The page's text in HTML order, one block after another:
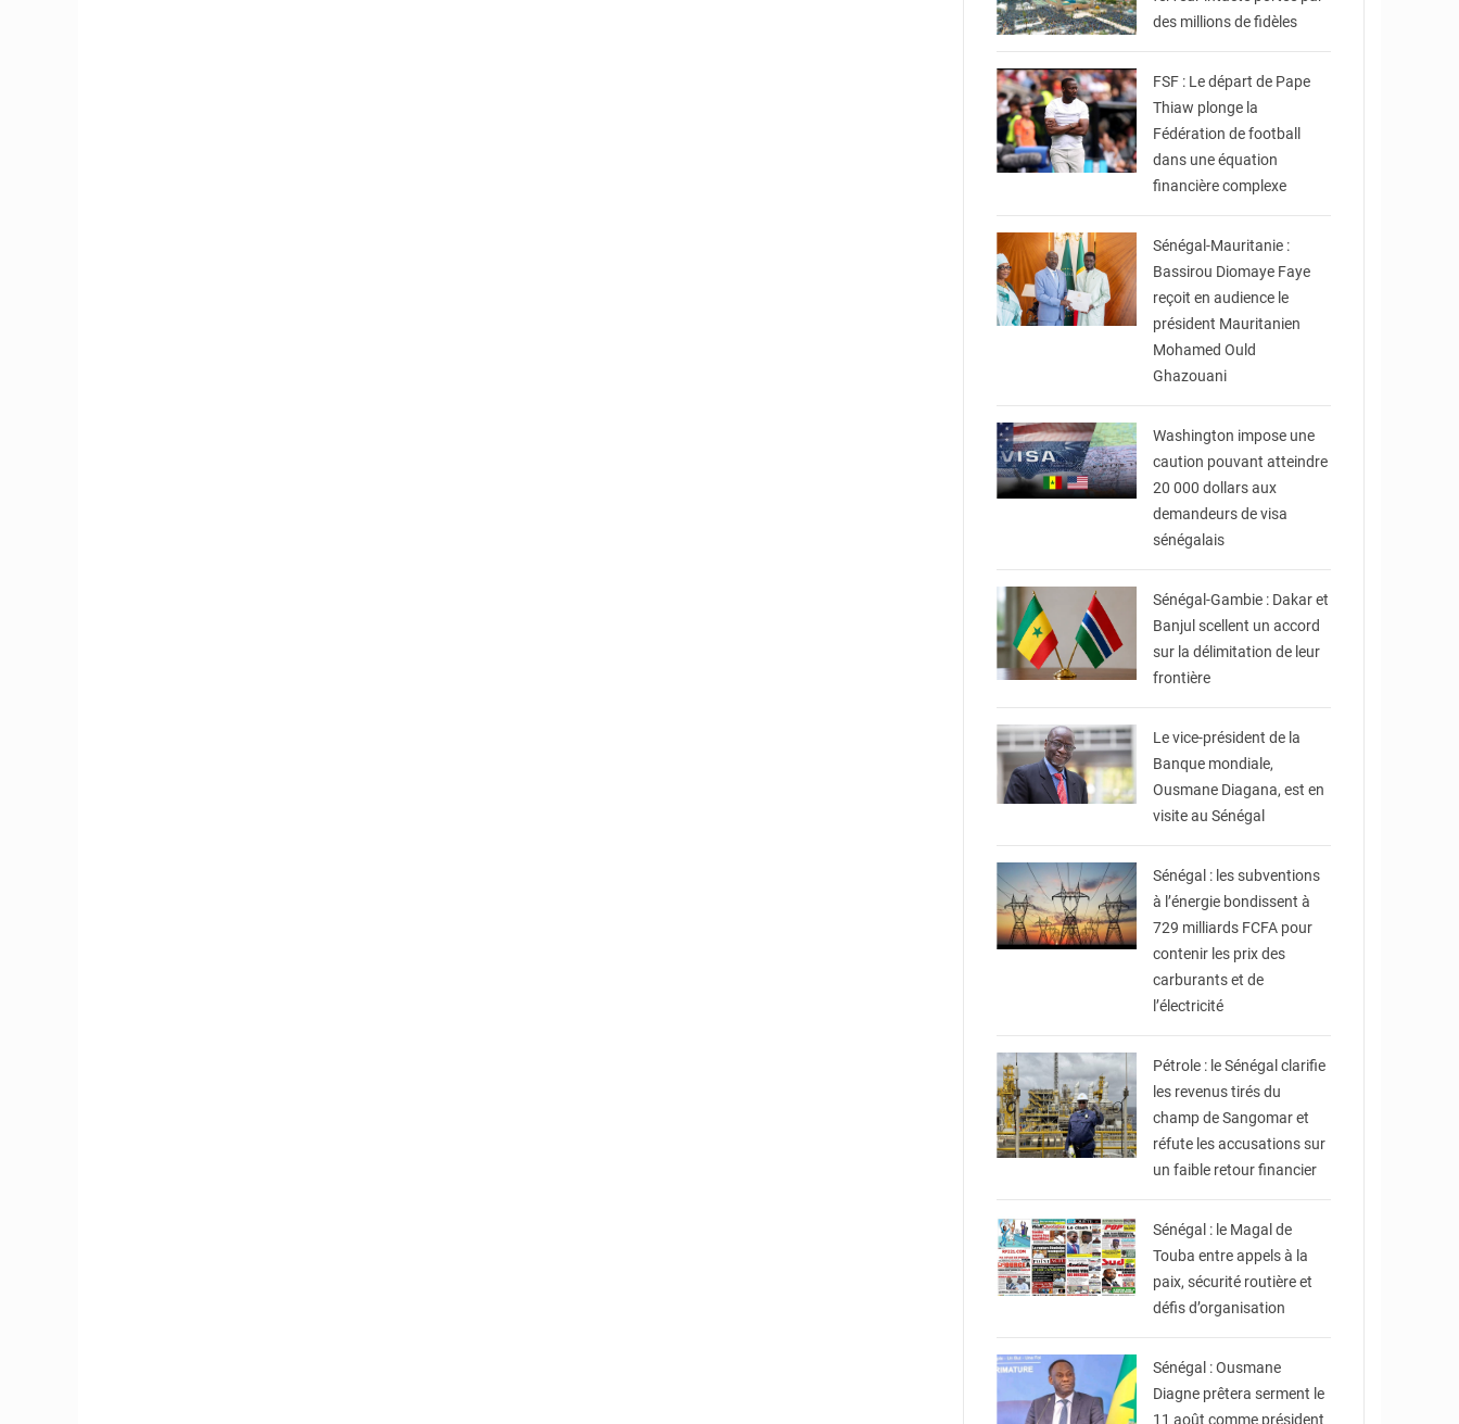
des millions de fidèles
FSF : Le départ de Pape
Thiaw plonge la
Fédération de football
dans une équation
financière complexe
Sénégal-Mauritanie :
Bassirou Diomaye Faye
reçoit en audience le
président Mauritanien
Mohamed Ould
Ghazouani
Washington impose une
caution pouvant atteindre
20 000 dollars aux
demandeurs de visa
sénégalais
Sénégal-Gambie : Dakar et
Banjul scellent un accord
sur la délimitation de leur
frontière
Le vice-président de la
Banque mondiale,
Ousmane Diagana, est en
visite au Sénégal
Sénégal : les subventions
à l’énergie bondissent à
729 milliards FCFA pour
contenir les prix des
carburants et de
l’électricité
Pétrole : le Sénégal clarifie
les revenus tirés du
champ de Sangomar et
réfute les accusations sur
un faible retour financier
Sénégal : le Magal de
Touba entre appels à la
paix, sécurité routière et
défis d’organisation
Sénégal : Ousmane
Diagne prêtera serment le
11 août comme président